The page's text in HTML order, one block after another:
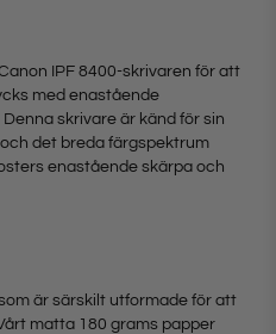
IPF 8400-skrivaren för att
med enastående
skrivare är känd för sin
det breda färgspektrum
enastående skärpa och
är särskilt utformade för att
matta 180 grams papper